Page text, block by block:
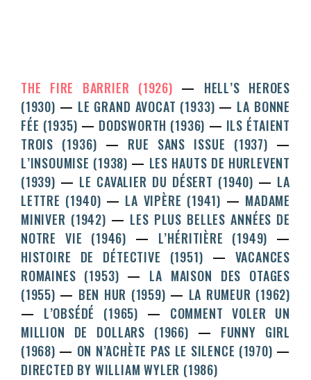
THE FIRE BARRIER (1926)
HELL’S HEROES
(1930)
LE GRAND AVOCAT (1933)
LA BONNE
FÉE (1935)
DODSWORTH (1936)
ILS ÉTAIENT
TROIS (1936)
RUE SANS ISSUE (1937)
L’INSOUMISE (1938)
LES HAUTS DE HURLEVENT
(1939)
LE CAVALIER DU DÉSERT (1940)
LA
LETTRE (1940)
LA VIPÈRE (1941)
MADAME
MINIVER (1942)
LES PLUS BELLES ANNÉES DE
NOTRE VIE (1946)
L’HÉRITIÈRE (1949)
HISTOIRE DE DÉTECTIVE (1951)
VACANCES
ROMAINES (1953)
LA MAISON DES OTAGES
(1955)
BEN HUR (1959)
LA RUMEUR (1962)
L’OBSÉDÉ (1965)
COMMENT VOLER UN
MILLION DE DOLLARS (1966)
FUNNY GIRL
(1968)
ON N’ACHÈTE PAS LE SILENCE (1970)
DIRECTED BY WILLIAM WYLER (1986)